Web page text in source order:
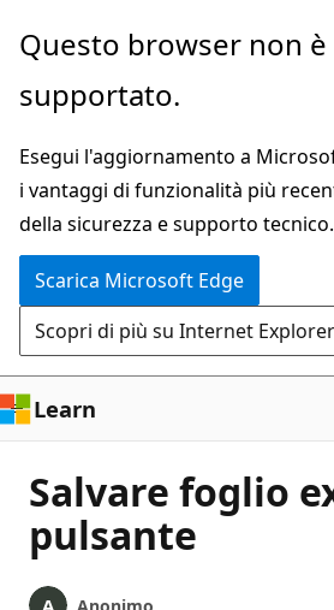
Ignora
passa
contenuto
principale
Questo browser non è
supportato.
Esegui l'aggiornamento a
i vantaggi di funzionalità più
della sicurezza e supporto tecnico.
Scarica Microsoft Edge
Scopri di più su Internet
Learn
Salvare foglio
pulsante